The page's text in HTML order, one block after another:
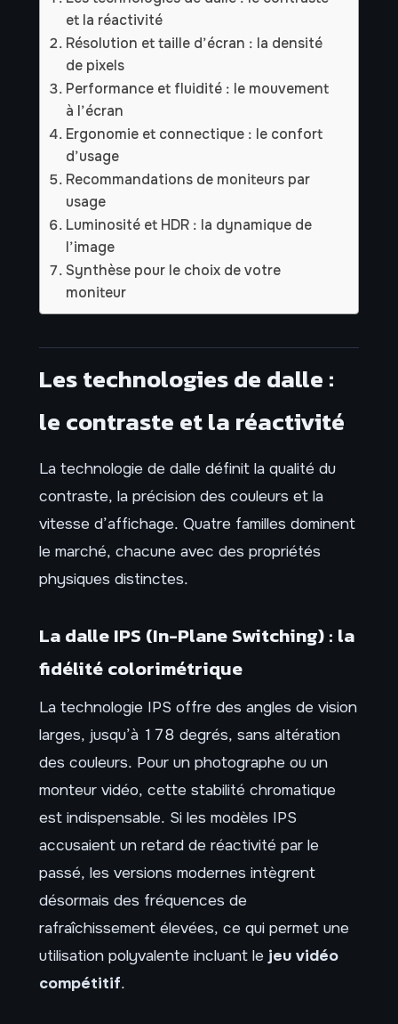
et la réactivité
Résolution et taille d’écran : la densité
de pixels
Performance et fluidité : le mouvement
à l’écran
Ergonomie et connectique : le confort
d’usage
Recommandations de moniteurs par
usage
Luminosité et HDR : la dynamique de
l’image
Synthèse pour le choix de votre
moniteur
Les technologies de dalle :
le contraste et la réactivité
La technologie de dalle définit la qualité du
contraste, la précision des couleurs et la
vitesse d’affichage. Quatre familles dominent
le marché, chacune avec des propriétés
physiques distinctes.
La dalle IPS (In-Plane Switching) : la
fidélité colorimétrique
La technologie IPS offre des angles de vision
larges, jusqu’à 178 degrés, sans altération
des couleurs. Pour un photographe ou un
monteur vidéo, cette stabilité chromatique
est indispensable. Si les modèles IPS
accusaient un retard de réactivité par le
passé, les versions modernes intègrent
désormais des fréquences de
rafraîchissement élevées, ce qui permet une
utilisation polyvalente incluant le jeu vidéo
compétitif.